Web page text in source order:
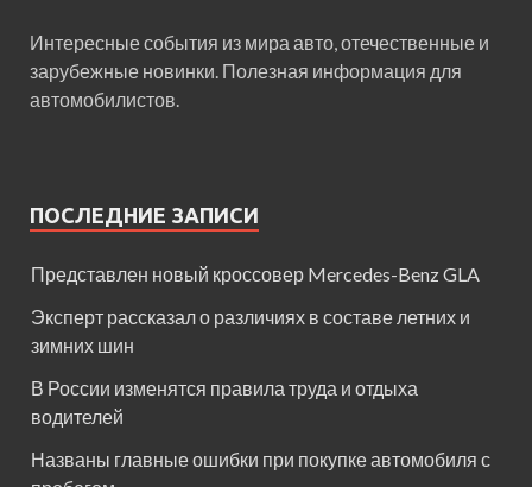
Интересные события из мира авто, отечественные и
зарубежные новинки. Полезная информация для
автомобилистов.
ПОСЛЕДНИЕ ЗАПИСИ
Представлен новый кроссовер Mercedes-Benz GLA
Эксперт рассказал о различиях в составе летних и
зимних шин
В России изменятся правила труда и отдыха
водителей
Названы главные ошибки при покупке автомобиля с